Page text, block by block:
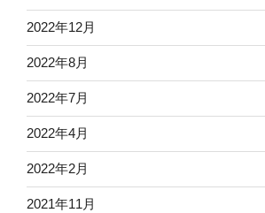
2022年12月
2022年8月
2022年7月
2022年4月
2022年2月
2021年11月